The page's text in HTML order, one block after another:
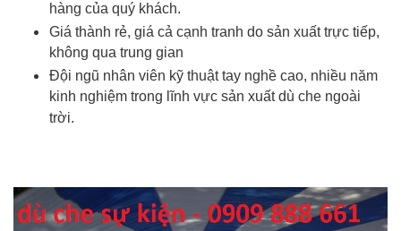
hàng của quý khách.
Giá thành rẻ, giá cả cạnh tranh do sản xuất trực tiếp,
không qua trung gian
Đội ngũ nhân viên kỹ thuật tay nghề cao, nhiều năm
kinh nghiệm trong lĩnh vực sản xuất dù che ngoài
trời.